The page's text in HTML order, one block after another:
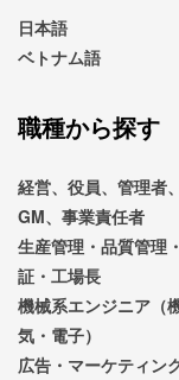
日本語
ベトナム語
職種から探す
経営、役員、管理者
GM、事業責任者
生産管理・品質管理
証・工場長
機械系エンジニア（
気・電子）
広告・マーケティン